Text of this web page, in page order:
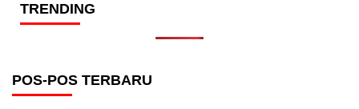
TRENDING
POS-POS TERBARU